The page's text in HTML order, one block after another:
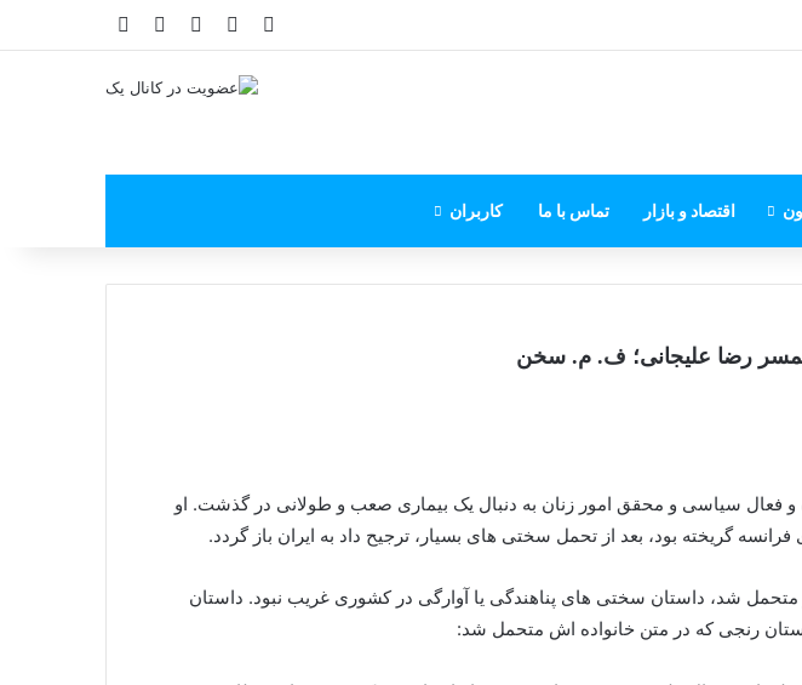
فیس بوک یوتیوب اینستاگرام
اقتصاد و بازار تماس با ما کاربران
همسر رضا علیجانی؛ ف. م. سخن
و فعال سیاسی و محقق امور زنان به دنبال یک بیماری صعب و طولانی در گذشت. او
فرانسه گریخته بود، بعد از تحمل سختی های بسیار، ترجیح داد به ایران باز گردد.
شد، داستان سختی های پناهندگی یا آوارگی در کشوری غریب نبود. داستان
رنجی که در متن خانواده اش متحمل شد: